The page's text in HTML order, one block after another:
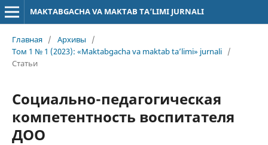
MAKTABGACHA VA MAKTAB TA’LIMI JURNALI
Главная / Архивы
/
Том 1 № 1 (2023): «Maktabgacha va maktab ta’limi» jurnali /
Статьи
Социально-педагогическая
компетентность воспитателя
ДОО